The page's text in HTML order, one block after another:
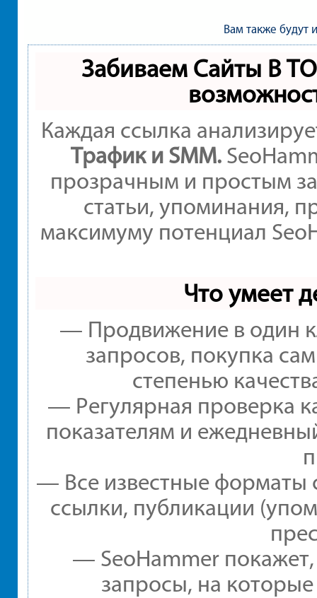
Вам также будут
Забиваем Сайты В
Каждая ссылка
Трафик и SMM.
прозрачным и простым
статьи, упоминания,
максимуму потенциал
Что умеет
— Продвижение в один
запросов, покупка
степенью
— Регулярная проверка
показателям и
— Все известные форматы
ссылки, публикации
— SeoHammer покажет,
запросы, на